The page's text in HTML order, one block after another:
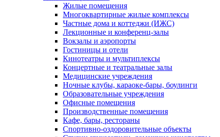
Жилые помещения
Многоквартирные жилые комплексы
Частные дома и коттеджи (ИЖС)
Лекционные и конференц-залы
Вокзалы и аэропорты
Гостиницы и отели
Кинотеатры и мультиплексы
Концертные и театральные залы
Медицинские учреждения
Ночные клубы, караоке-бары, боулинги
Образовательные учреждения
Офисные помещения
Производственные помещения
Кафе, бары, рестораны
Спортивно-оздоровительные объекты